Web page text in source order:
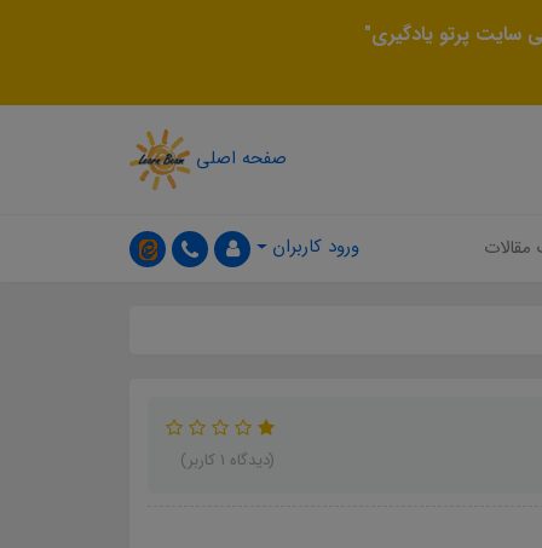
سایت پرتو یادگیری"
صفحه اصلی
مقالات ورود کاربران
(دیدگاه 1 کاربر)